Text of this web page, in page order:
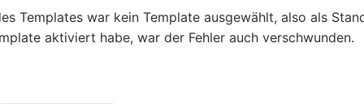
Templates war kein Template ausgewählt, also als
aktiviert habe, war der Fehler auch verschwunden.